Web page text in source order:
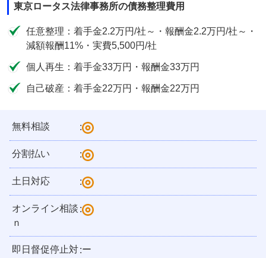
東京ロータス法律事務所の債務整理費用
任意整理：着手金2.2万円/社～・報酬金2.2万円/社～・
減額報酬11%・実費5,500円/社
個人再生：着手金33万円・報酬金33万円
自己破産：着手金22万円・報酬金22万円
無料相談 :
分割払い :
土日対応 :
オンライン相談
ｎ
:
即日督促停止対:ー